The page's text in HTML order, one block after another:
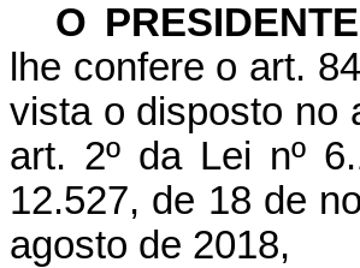
O
lhe confere o art.
vista o disposto no
art. 2º da Lei nº
12.527, de 18 de
agosto de 2018,